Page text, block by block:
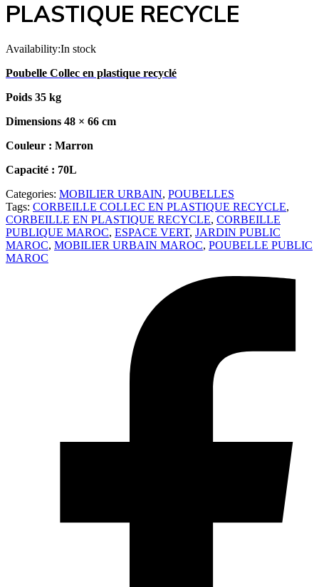
PLASTIQUE RECYCLE
Availability:In stock
Poubelle Collec en plastique recyclé
Poids 35 kg
Dimensions 48 × 66 cm
Couleur : Marron
Capacité : 70L
Categories: MOBILIER URBAIN, POUBELLES
Tags: CORBEILLE COLLEC EN PLASTIQUE RECYCLE,
CORBEILLE EN PLASTIQUE RECYCLE, CORBEILLE
PUBLIQUE MAROC, ESPACE VERT, JARDIN PUBLIC
MAROC, MOBILIER URBAIN MAROC, POUBELLE PUBLIC
MAROC